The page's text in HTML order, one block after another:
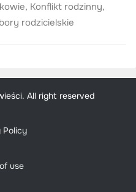
, Konflikt rodzinny,
rodzicielskie
All right reserved
Policy
use